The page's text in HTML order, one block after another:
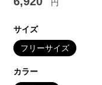
円
サイズ
フリーサイズ
カラー